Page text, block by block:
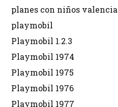
planes con niños valencia
playmobil
Playmobil 1.2.3
Playmobil 1974
Playmobil 1975
Playmobil 1976
Playmobil 1977